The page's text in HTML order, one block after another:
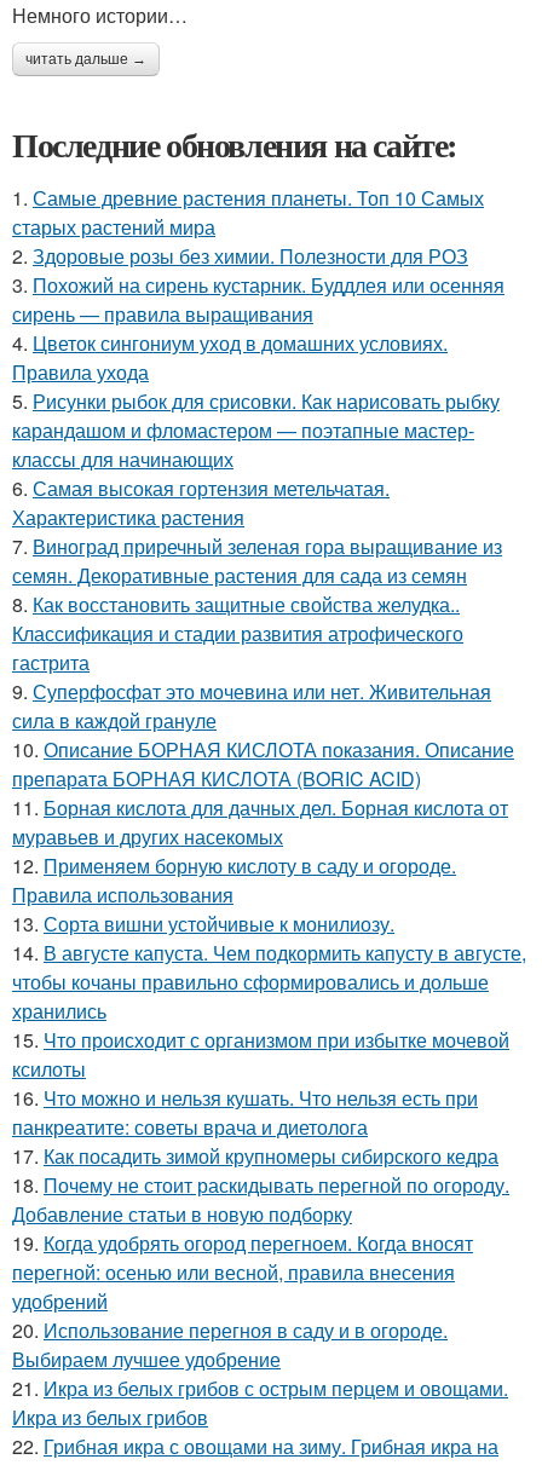
Немного истории…
читать дальше →
Последние обновления на сайте:
1. Самые древние растения планеты. Топ 10 Самых
старых растений мира
2. Здоровые розы без химии. Полезности для РОЗ
3. Похожий на сирень кустарник. Буддлея или осенняя
сирень — правила выращивания
4. Цветок сингониум уход в домашних условиях.
Правила ухода
5. Рисунки рыбок для срисовки. Как нарисовать рыбку
карандашом и фломастером — поэтапные мастер-
классы для начинающих
6. Самая высокая гортензия метельчатая.
Характеристика растения
7. Виноград приречный зеленая гора выращивание из
семян. Декоративные растения для сада из семян
8. Как восстановить защитные свойства желудка..
Классификация и стадии развития атрофического
гастрита
9. Суперфосфат это мочевина или нет. Живительная
сила в каждой грануле
10. Описание БОРНАЯ КИСЛОТА показания. Описание
препарата БОРНАЯ КИСЛОТА (BORIC ACID)
11. Борная кислота для дачных дел. Борная кислота от
муравьев и других насекомых
12. Применяем борную кислоту в саду и огороде.
Правила использования
13. Сорта вишни устойчивые к монилиозу.
14. В августе капуста. Чем подкормить капусту в августе,
чтобы кочаны правильно сформировались и дольше
хранились
15. Что происходит с организмом при избытке мочевой
ксилоты
16. Что можно и нельзя кушать. Что нельзя есть при
панкреатите: советы врача и диетолога
17. Как посадить зимой крупномеры сибирского кедра
18. Почему не стоит раскидывать перегной по огороду.
Добавление статьи в новую подборку
19. Когда удобрять огород перегноем. Когда вносят
перегной: осенью или весной, правила внесения
удобрений
20. Использование перегноя в саду и в огороде.
Выбираем лучшее удобрение
21. Икра из белых грибов с острым перцем и овощами.
Икра из белых грибов
22. Грибная икра с овощами на зиму. Грибная икра на